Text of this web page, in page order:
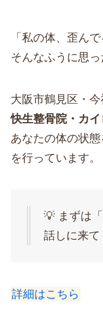
「私の体、歪ん
そんなふうに思っ
大阪市鶴見区・
快生整骨院・カ
あなたの体の状
を行っています。
💡 まずは
話しに来て
詳細はこちら